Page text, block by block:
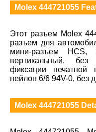
Molex 444721055
Этот разъем Molex
разъем для
мини-разъем
вертикальный,
фиксации
нейлон 6/6 94V-0, без
Molex 444721055